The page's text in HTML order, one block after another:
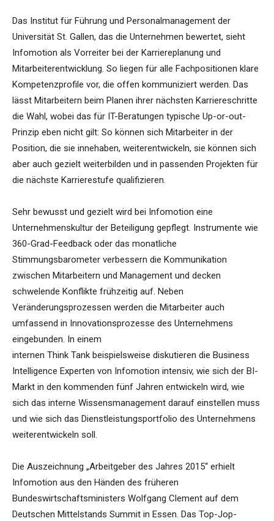
Das Institut für Führung und Personalmanagement der
Universität St. Gallen, das die Unternehmen bewertet, sieht
Infomotion als Vorreiter bei der Karriereplanung und
Mitarbeiterentwicklung. So liegen für alle Fachpositionen klare
Kompetenzprofile vor, die offen kommuniziert werden. Das
lässt Mitarbeitern beim Planen ihrer nächsten Karriereschritte
die Wahl, wobei das für IT-Beratungen typische Up-or-out-
Prinzip eben nicht gilt: So können sich Mitarbeiter in der
Position, die sie innehaben, weiterentwickeln, sie können sich
aber auch gezielt weiterbilden und in passenden Projekten für
die nächste Karrierestufe qualifizieren.
Sehr bewusst und gezielt wird bei Infomotion eine
Unternehmenskultur der Beteiligung gepflegt. Instrumente wie
360-Grad-Feedback oder das monatliche
Stimmungsbarometer verbessern die Kommunikation
zwischen Mitarbeitern und Management und decken
schwelende Konflikte frühzeitig auf. Neben
Veränderungsprozessen werden die Mitarbeiter auch
umfassend in Innovationsprozesse des Unternehmens
eingebunden. In einem
internen Think Tank beispielsweise diskutieren die Business
Intelligence Experten von Infomotion intensiv, wie sich der BI-
Markt in den kommenden fünf Jahren entwickeln wird, wie
sich das interne Wissensmanagement darauf einstellen muss
und wie sich das Dienstleistungsportfolio des Unternehmens
weiterentwickeln soll.
Die Auszeichnung „Arbeitgeber des Jahres 2015“ erhielt
Infomotion aus den Händen des früheren
Bundeswirtschaftsministers Wolfgang Clement auf dem
Deutschen Mittelstands Summit in Essen. Das Top-Jop-